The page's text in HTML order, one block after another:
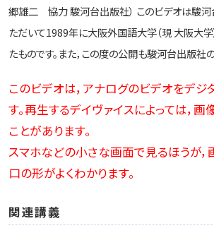
郷雄二 協力 駿河台出版社） このビデオは駿
ただいて1989年に大阪外国語大学（現 大阪大学
たものです。また，この度の公開も駿河台出版社
このビデオは，アナログのビデオをデジ
す。再生するデイヴァイスによっては，
ことがあります。
スマホなどの小さな画面で見るほうが，
口の形がよくわかります。
関連講義